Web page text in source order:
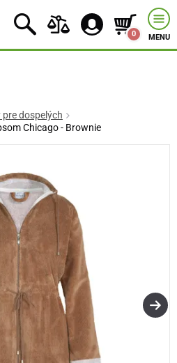
0 MENU
pre dospelých
Chicago - Brownie